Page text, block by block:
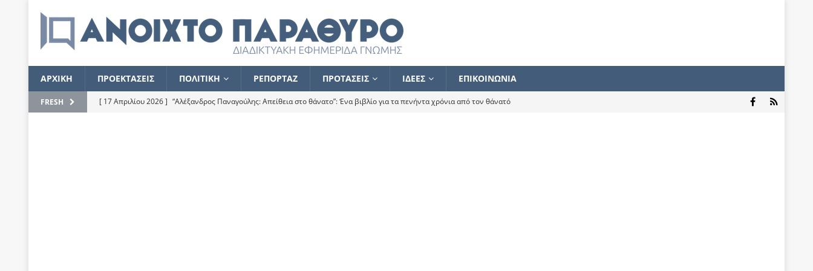
ΑΡΧΙΚΗ ΠΡΟΕΚΤΑΣΕΙΣ ΠΟΛΙΤΙΚΗ ΡΕΠΟΡΤΑΖ ΠΡΟΤΑΣΕΙΣ ΙΔΕΕΣ ΕΠΙΚΟΙΝΩΝΙΑ
FRESH [ 17 Απριλίου 2026 ] “Αλέξανδρος Παναγούλης: Απείθεια στο θάνατο”: Ένα βιβλίο για τα πενήντα χρόνια από τον θάνατό